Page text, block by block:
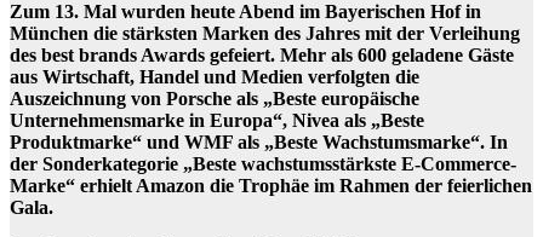
Zum 13. Mal wurden heute Abend im Bayerischen Hof in
München die stärksten Marken des Jahres mit der Verleihung
des best brands Awards gefeiert. Mehr als 600 geladene Gäste
aus Wirtschaft, Handel und Medien verfolgten die
Auszeichnung von Porsche als „Beste europäische
Unternehmensmarke in Europa“, Nivea als „Beste
Produktmarke“ und WMF als „Beste Wachstumsmarke“. In
der Sonderkategorie „Beste wachstumsstärkste E-Commerce-
Marke“ erhielt Amazon die Trophäe im Rahmen der feierlichen
Gala.